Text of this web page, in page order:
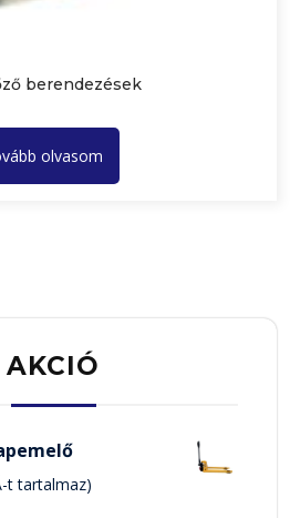
berendezések
olvasom
AKCIÓ
t tartalmaz)